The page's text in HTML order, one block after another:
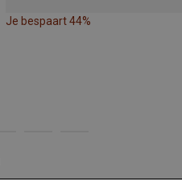
Je bespaart 44%